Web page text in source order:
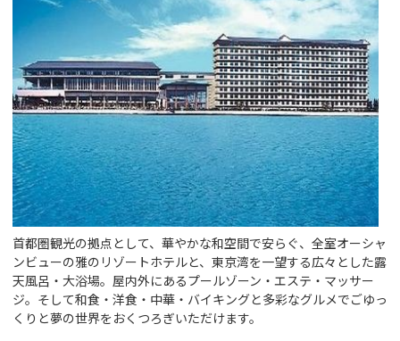
首都圏観光の拠点として、華やかな和空間で安らぐ、全室オーシャ
ンビューの雅のリゾートホテルと、東京湾を一望する広々とした露
天風呂・大浴場。屋内外にあるプールゾーン・エステ・マッサー
ジ。そして和食・洋食・中華・バイキングと多彩なグルメでごゆっ
くりと夢の世界をおくつろぎいただけます。